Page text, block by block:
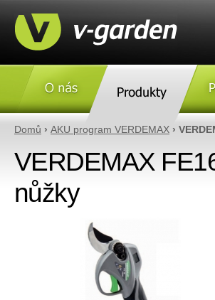
Domů › AKU program VERDEMAX ›
VERDEMAX
nůžky
O nás Produkty